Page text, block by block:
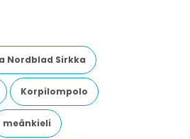
Nordblad Sirkka
Korpilompolo
meänkieli